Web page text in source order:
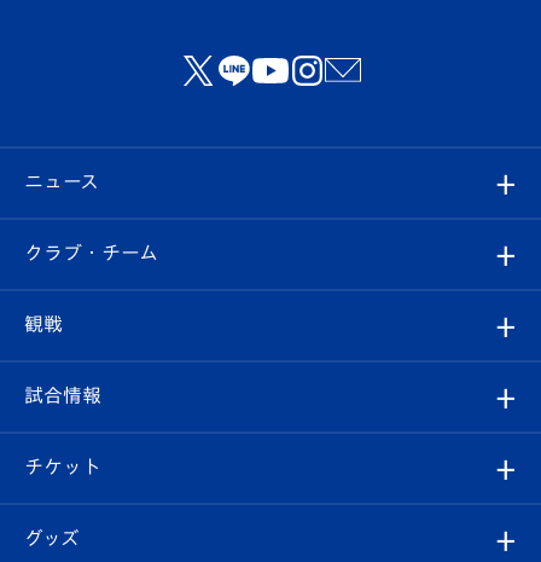
ニュース
すべて
クラブ
試合情報
チケット
クラブ・チーム
クラブ概要
エンブレム紹介
観戦
観戦ルール
はじめての観戦ガイド
試合情報
試合日程/結果
チケット
チケット
グッズ